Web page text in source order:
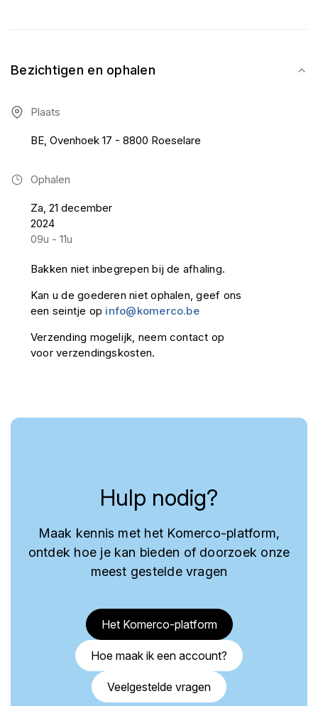
Bezichtigen en ophalen
Plaats
BE, Ovenhoek 17 - 8800 Roeselare
Ophalen
Za, 21 december
2024
09u - 11u
Bakken niet inbegrepen bij de afhaling.
Kan u de goederen niet ophalen, geef ons
een seintje op info@komerco.be
Verzending mogelijk, neem contact op
voor verzendingskosten.
Hulp nodig?
Maak kennis met het Komerco-platform,
ontdek hoe je kan bieden of doorzoek onze
meest gestelde vragen
Het Komerco-platform
Hoe maak ik een account?
Veelgestelde vragen